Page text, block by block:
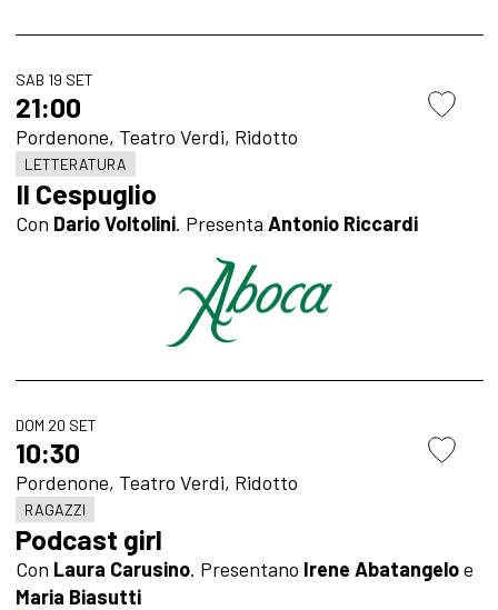
SAB 19 SET
21:00
Pordenone, Teatro Verdi, Ridotto
LETTERATURA
Il Cespuglio
Con Dario Voltolini. Presenta Antonio Riccardi
DOM 20 SET
10:30
Pordenone, Teatro Verdi, Ridotto
RAGAZZI
Podcast girl
Con Laura Carusino. Presentano Irene Abatangeloe
Maria Biasutti